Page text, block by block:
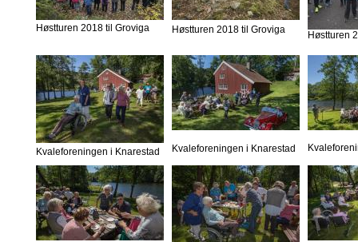
Høstturen 2018 til Groviga Høstturen 2018 til Groviga Høstturen
Kvaleforeningen i Knarestad Kvaleforeningen i Knarestad